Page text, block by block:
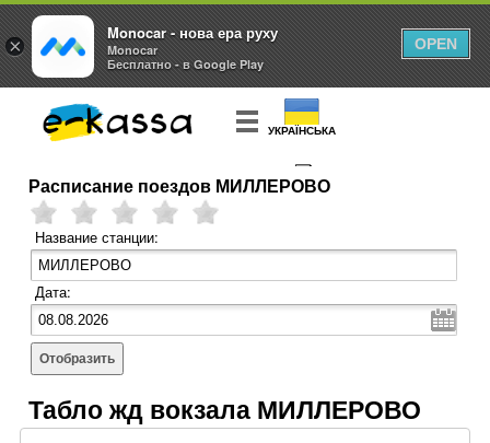
УКРАЇНСЬКА
КУПИТЬБИЛЕТ
Расписание поездов МИЛЛЕРОВО
Название станции:
Дата:
Отобразить
Табло жд вокзала МИЛЛЕРОВО
×
Monocar - нова ера руху
Monocar
Бесплатно - в Google Play
OPEN